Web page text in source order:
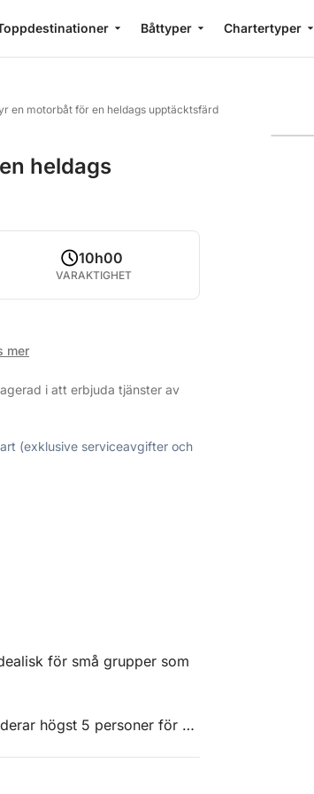
Båttyper Chartertyper
en motorbåt för en heldags upptäcktsfärd
heldags
10h00
VARAKTIGHET
mer
i att erbjuda tjänster av
(exklusive serviceavgifter och
för små grupper som
högst 5 personer för att
är den rymlig, bekväm och